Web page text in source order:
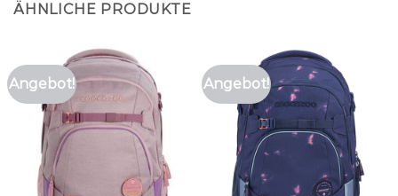
ÄHNLICHE PRODUKTE
Angebot! Angebot!